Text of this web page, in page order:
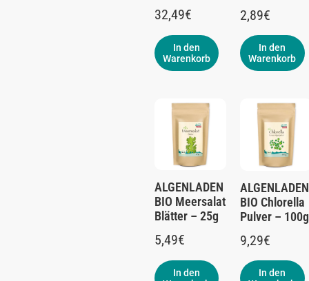
32,49€
In den
Warenkorb
2,89€
In den
Warenkorb
ALGENLADEN
BIO Meersalat
Blätter – 25g
5,49€
In den
ALGENLADEN
BIO Chlorella
Pulver – 100g
9,29€
In den